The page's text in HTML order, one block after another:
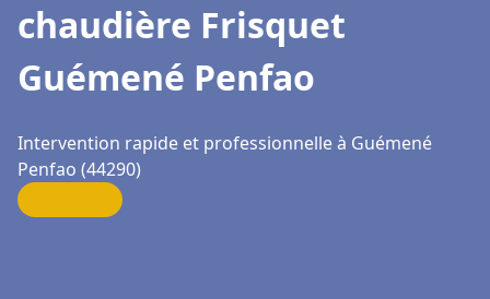
chaudière Frisquet
Guémené Penfao
Intervention rapide et professionnelle à Guémené
Penfao (44290)